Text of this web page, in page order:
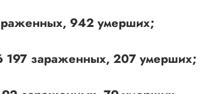
942 умерших;
197 зараженных, 207 умерших;